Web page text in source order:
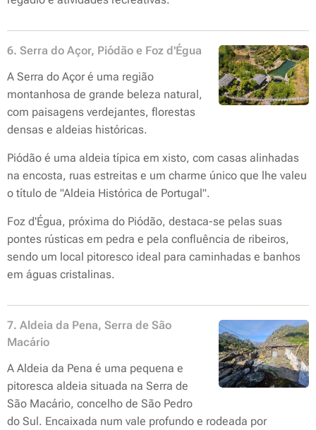
6. Serra do Açor, Piódão e Foz d'Égua
A Serra do Açor é uma região
montanhosa de grande beleza natural,
com paisagens verdejantes, florestas
densas e aldeias históricas.
Piódão é uma aldeia típica em xisto, com casas alinhadas
na encosta, ruas estreitas e um charme único que lhe valeu
o título de "Aldeia Histórica de Portugal".
Foz d'Égua, próxima do Piódão, destaca-se pelas suas
pontes rústicas em pedra e pela confluência de ribeiros,
sendo um local pitoresco ideal para caminhadas e banhos
em águas cristalinas.
7. Aldeia da Pena, Serra de São
Macário
A Aldeia da Pena é uma pequena e
pitoresca aldeia situada na Serra de
São Macário, concelho de São Pedro
do Sul. Encaixada num vale profundo e rodeada por